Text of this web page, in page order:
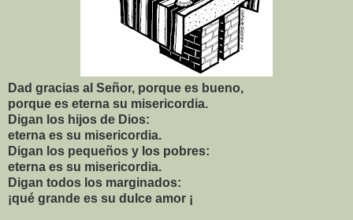
Dad gracias al Señor, porque es bueno,
porque es eterna su misericordia.
Digan los hijos de Dios:
eterna es su misericordia.
Digan los pequeños y los pobres:
eterna es su misericordia.
Digan todos los marginados:
¡qué grande es su dulce amor ¡